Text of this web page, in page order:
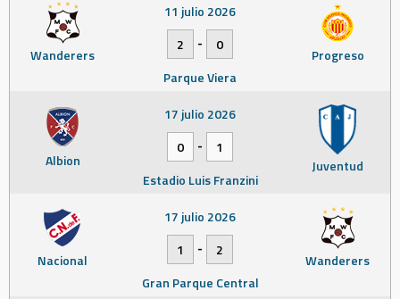
Wanderers Progreso
11 julio 2026
2
-
0
Parque Viera
Albion Juventud
17 julio 2026
0
-
1
Estadio Luis Franzini
Nacional Wanderers
17 julio 2026
1
-
2
Gran Parque Central